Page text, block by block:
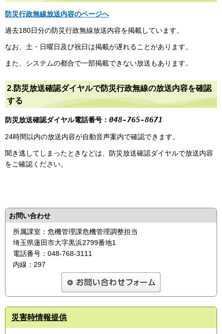
防災行政無線放送内容のページへ
過去180日分の防災行政無線放送内容を掲載しています。
なお、土・日曜日及び祝日は掲載が遅れることがあります。
また、システムの都合で一部掲載できない放送もあります。
2.防災放送確認ダイヤルで防災行政無線の放送内容を確認
する
防災放送確認ダイヤル電話番号： 048-765-8671
24時間以内の放送内容が自動音声案内で確認できます。
聞き逃してしまったときなどは、防災放送確認ダイヤルで放送内容
をご確認ください。
お問い合わせ
所属課室：危機管理課危機管理調整担当
埼玉県蓮田市大字黒浜2799番地1
電話番号：048-768-3111
内線：297
災害時情報提供